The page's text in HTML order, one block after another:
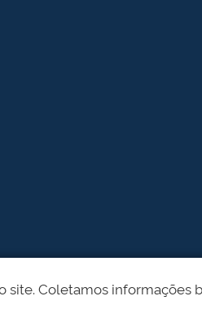
Coletamos informações